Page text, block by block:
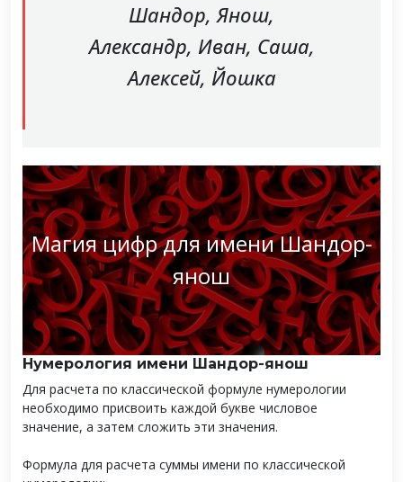
Шандор, Янош,
Александр, Иван, Саша,
Алексей, Йошка
Магия цифр для имени Шандор-
янош
Нумерология имени Шандор-янош
Для расчета по классической формуле нумерологии
необходимо присвоить каждой букве числовое
значение, а затем сложить эти значения.
Формула для расчета суммы имени по классической